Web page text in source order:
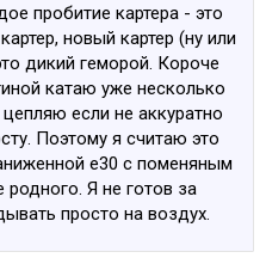
пробитие картера - это
новый картер (ну или
дикий геморой. Короче
катаю уже несколько
если не аккуратно
Поэтому я считаю это
е30 с поменяным
Я не готов за
просто на воздух.